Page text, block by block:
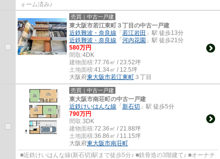
ォーム済み♪
売買｜中古一戸建
東大阪市若江東町３丁目の中古一戸建
近鉄難波・奈良線 「若江岩田 」駅 徒歩13分
近鉄難波・奈良線 「河内花園 」駅 徒歩21分
580万円
間取:4DK
建物面積:77.76㎡ / 23.52坪
土地面積:41.34㎡ / 12.5坪
大阪府東大阪市若江東町 ３丁目
売買｜中古一戸建
東大阪市南荘町の中古一戸建
近鉄けいはんな線 「新石切 」駅 徒歩5分
790万円
間取:3DK
建物面積:72.36㎡ / 21.88坪
土地面積:36.86㎡ / 11.15坪
大阪府東大阪市南荘町
■近鉄けいはんな線(新石切)駅まで徒歩5分♪ ■鉄骨造の3階建て♪ ■オーナチ